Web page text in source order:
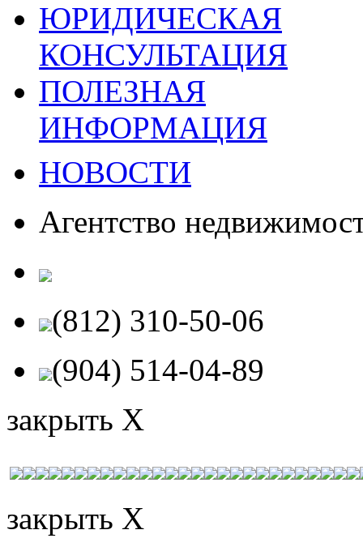
ЮРИДИЧЕСКАЯ
КОНСУЛЬТАЦИЯ
ПОЛЕЗНАЯ
ИНФОРМАЦИЯ
НОВОСТИ
Агентство
(812) 310-50-06
(904) 514-04-89
закрыть X
закрыть X